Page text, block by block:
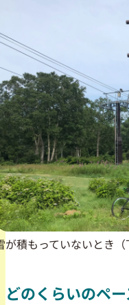
が積もっていないとき（
どのくらいのペ